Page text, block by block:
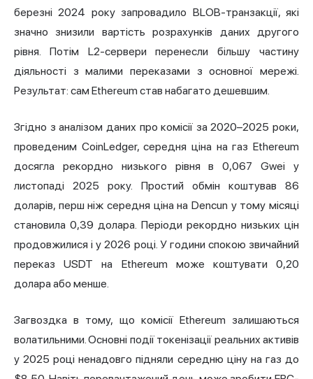
березні 2024 року запровадило BLOB-транзакції, які
значно знизили вартість розрахунків даних другого
рівня. Потім L2-сервери перенесли більшу частину
діяльності з малими переказами з основної мережі.
Результат: сам Ethereum став набагато дешевшим.
Згідно з аналізом даних про комісії за 2020–2025 роки,
проведеним CoinLedger, середня ціна на газ Ethereum
досягла рекордно низького рівня в 0,067 Gwei у
листопаді 2025 року. Простий обмін коштував 86
доларів, перш ніж середня ціна на Dencun у тому місяці
становила 0,39 долара. Періоди рекордно низьких цін
продовжилися і у 2026 році. У години спокою звичайний
переказ USDT на Ethereum може коштувати 0,20
долара або менше.
Загвоздка в тому, що комісії Ethereum залишаються
волатильними. Основні події токенізації реальних активів
у 2025 році ненадовго підняли середню ціну на газ до